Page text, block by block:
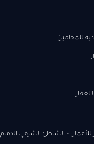
للمحامين
– الشاطئ الشرقي، الدمام 31411 السعودية